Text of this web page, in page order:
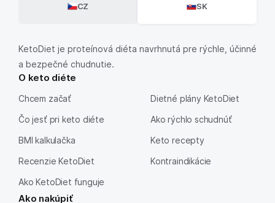
CZ SK
KetoDiet je proteínová diéta navrhnutá pre rýchle, účinné
a bezpečné chudnutie.
O keto diéte
Chcem začať
Čo jesť pri keto diéte
BMI kalkulačka
Recenzie KetoDiet
Ako KetoDiet funguje
Dietné plány KetoDiet
Ako rýchlo schudnúť
Keto recepty
Kontraindikácie
Ako nakúpiť